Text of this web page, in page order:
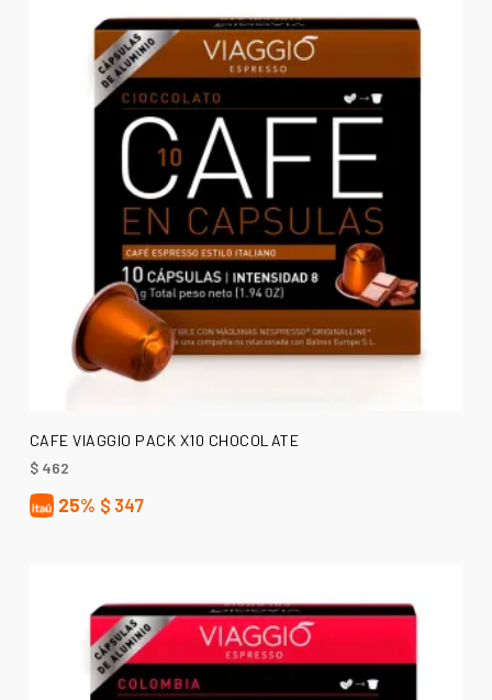
AÑADIR AL CARRITO
CAFE VIAGGIO PACK X10 CHOCOLATE
$462
25% $ 347